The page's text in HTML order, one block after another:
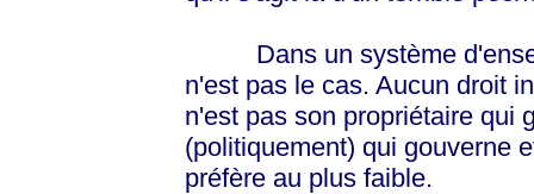
Dans un système
n'est pas le cas. Aucun droit
n'est pas son propriétaire qui
(politiquement) qui gouverne
préfère au plus faible.